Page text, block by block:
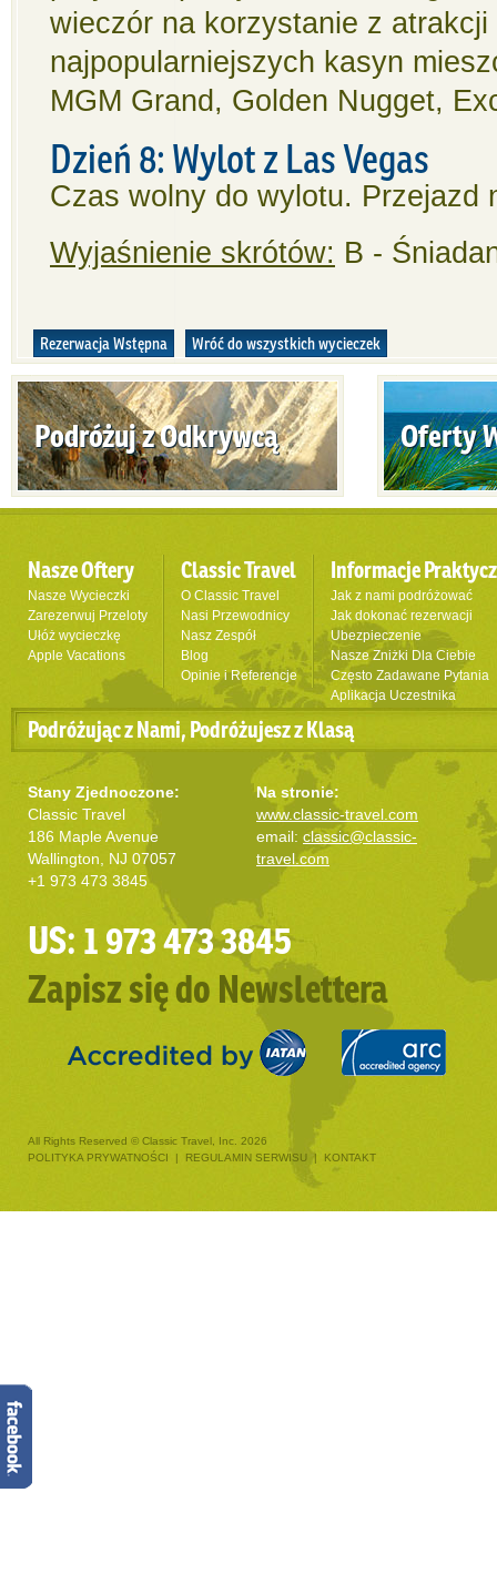
wieczór na korzystanie z
najpopularniejszych kasyn
MGM Grand, Golden Nugget,
Dzień 8: Wylot z Las Vegas
Czas wolny do wylotu. Przejazd
Wyjaśnienie skrótów: B -
Rezerwacja Wstępna Wróć do wszystkich wycieczek
Podróżuj z Odkrywcą Oferty
Nasze Oftery
Nasze Wycieczki
Zarezerwuj Przeloty
Ułóż wycieczkę
Apple Vacations
Classic Travel
O Classic Travel
Nasi Przewodnicy
Nasz Zespół
Blog
Opinie i Referencje
Informacje
Jak z nami podróżować
Jak dokonać rezerwacji
Ubezpieczenie
Nasze Zniżki Dla Ciebie
Często Zadawane Pytania
Aplikacja Uczestnika
Podróżując z Nami, Podróżujesz z Klasą
Stany Zjednoczone:
Classic Travel
186 Maple Avenue
Wallington, NJ 07057
+1 973 473 3845
Na stronie:
www.classic-travel.com
email: classic@classic-
travel.com
US: 1 973 473 3845
Zapisz się do Newslettera
All Rights Reserved © Classic Travel, Inc. 2026
POLITYKA PRYWATNOŚCI
| REGULAMIN SERWISU | KONTAKT